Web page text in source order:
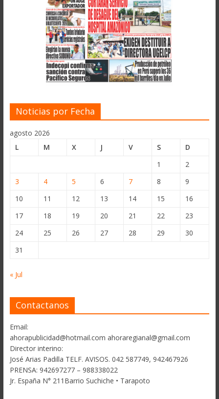
Noticias por Fecha
agosto 2026
L
M X J V S
D
1
2
3
4 5 6 7 8
9
10
11 12 13 14 15
16
17
18 19 20 21 22
23
24
25 26 27 28 29
30
31
« Jul
Contactanos
Email:
ahorapublicidad@hotmail.com ahoraregianal@gmail.com
Director interino:
José Arias Padilla TELF. AVISOS. 042 587749, 942467926
PRENSA: 942697277 – 988338022
Jr. España N° 211Barrio Suchiche • Tarapoto